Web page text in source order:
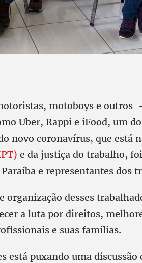
motoboys e outros
Uber, Rappi e iFood, um
novo coronavírus, que está
e da justiça do trabalho,
e representantes dos
organização desses
a luta por direitos,
e suas famílias.
está puxando uma discussão